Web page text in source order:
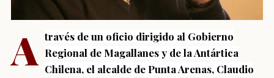
A través de un oficio dirigido al Gobierno
Regional de Magallanes y de la Antártica
Chilena, el alcalde de Punta Arenas, Claudio